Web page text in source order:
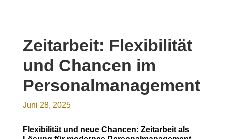
Zeitarbeit: Flexibilität
und Chancen im
Personalmanagement
Juni 28, 2025
Flexibilität und neue Chancen: Zeitarbeit als